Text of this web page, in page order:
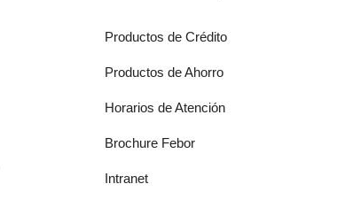
Productos de Crédito
Productos de Ahorro
Horarios de Atención
Brochure Febor
Intranet